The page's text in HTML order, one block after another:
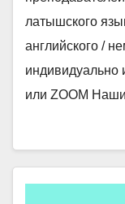
латышского
английского /
индивидуально
или ZOOM